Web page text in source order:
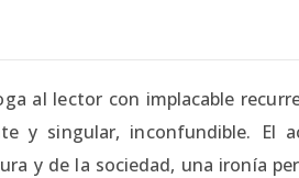
al lector con implacable
y singular, inconfundible. El
y de la sociedad, una ironía